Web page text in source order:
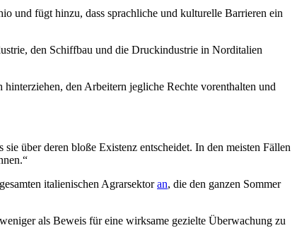
und fügt hinzu, dass sprachliche und kulturelle Barrieren ein
den Schiffbau und die Druckindustrie in Norditalien
den Arbeitern jegliche Rechte vorenthalten und
über deren bloße Existenz entscheidet. In den meisten Fällen
italienischen Agrarsektoran, die den ganzen Sommer
als Beweis für eine wirksame gezielte Überwachung zu